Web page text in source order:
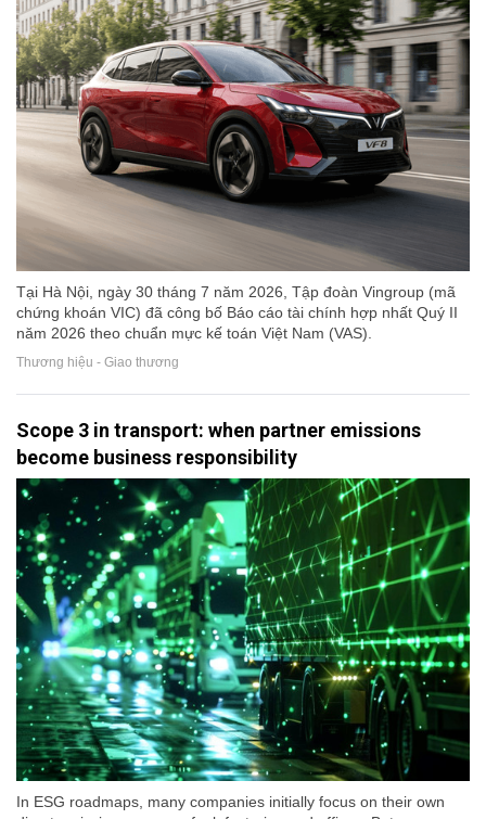
Tại Hà Nội, ngày 30 tháng 7 năm 2026, Tập đoàn Vingroup (mã
chứng khoán VIC) đã công bố Báo cáo tài chính hợp nhất Quý II
năm 2026 theo chuẩn mực kế toán Việt Nam (VAS).
Thương hiệu - Giao thương
Scope 3 in transport: when partner emissions
become business responsibility
In ESG roadmaps, many companies initially focus on their own